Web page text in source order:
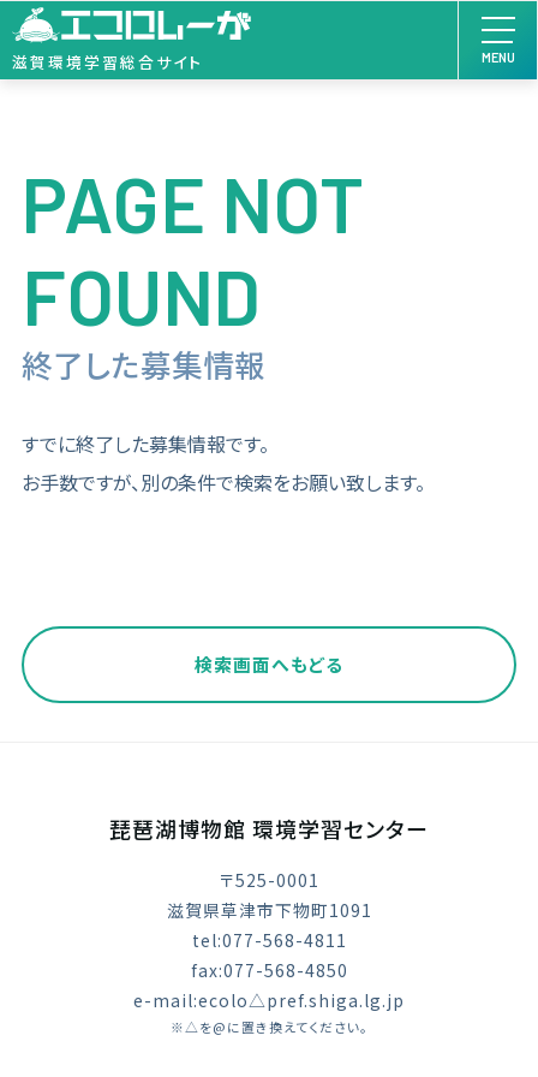
滋賀環境学習総合サイト MENU
PAGE NOT
FOUND
終了した募集情報
すでに終了した募集情報です。
お手数ですが、別の条件で検索をお願い致します。
検索画面へもどる
琵琶湖博物館 環境学習センター
〒525-0001
滋賀県草津市下物町1091
tel:077-568-4811
fax:077-568-4850
e-mail:ecolo△pref.shiga.lg.jp
※△を@に置き換えてください。